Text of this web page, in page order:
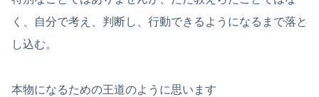
く、自分で考え、判断し、行動できるようになるまで落と
し込む。
本物になるための王道のように思います